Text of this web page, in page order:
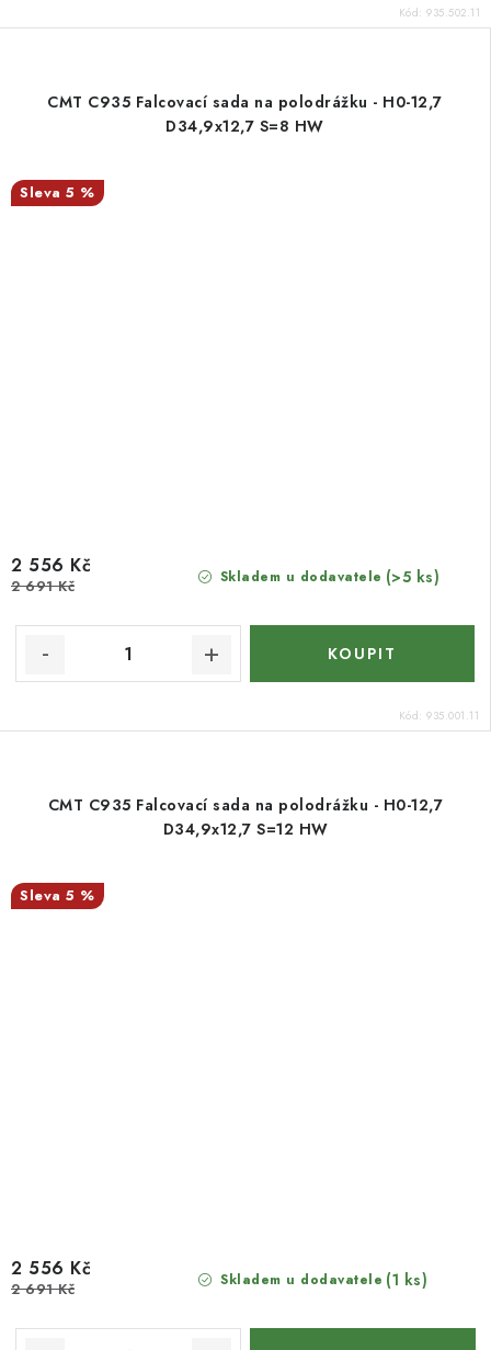
Kód: 935.502.11
CMT C935 Falcovací sada na polodrážku - H0-12,7
D34,9x12,7 S=8 HW
5 %
Skladem u dodavatele (>5 ks)
2 556 Kč
2 691 Kč
Kód: 935.001.11
CMT C935 Falcovací sada na polodrážku - H0-12,7
D34,9x12,7 S=12 HW
5 %
Skladem u dodavatele (1 ks)
2 556 Kč
2 691 Kč